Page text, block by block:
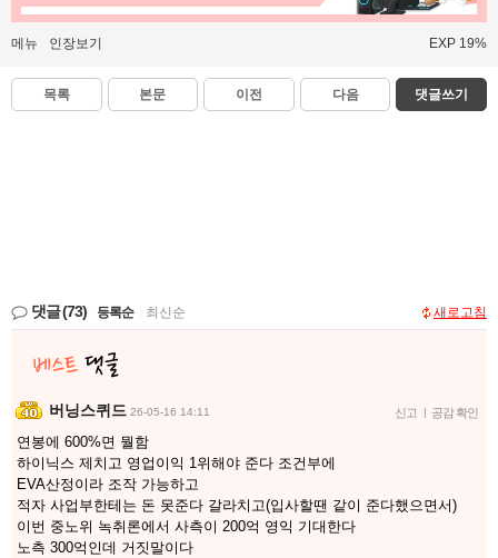
메뉴 인장보기 EXP 19%
목록 본문 이전 다음 댓글쓰기
댓글(73) 등록순 최신순 새로고침
버닝스퀴드 26-05-16 14:11 신고 | 공감 확인
연봉에 600%면 뭘함
하이닉스 제치고 영업이익 1위해야 준다 조건부에
EVA산정이라 조작 가능하고
적자 사업부한테는 돈 못준다 갈라치고(입사할땐 같이 준다했으면서)
이번 중노위 녹취론에서 사측이 200억 영익 기대한다
노측 300억인데 거짓말이다